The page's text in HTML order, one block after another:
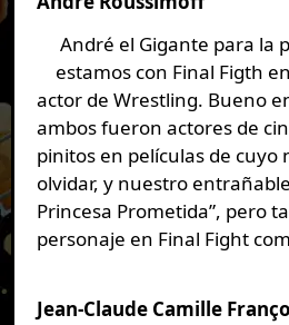
André el Gigante para la
estamos con Final Figth
actor de Wrestling. Bueno
ambos fueron actores de
pinitos en películas de
olvidar, y nuestro
Princesa Prometida”, pero
personaje en Final Fight
Jean-Claude Camille